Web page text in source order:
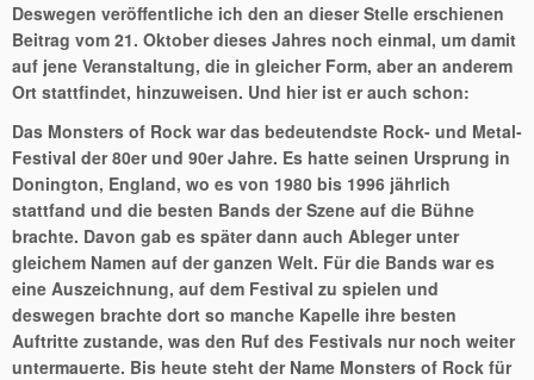
Deswegen veröffentliche ich den an dieser Stelle erschienen
Beitrag vom 21. Oktober dieses Jahres noch einmal, um damit
auf jene Veranstaltung, die in gleicher Form, aber an anderem
Ort stattfindet, hinzuweisen. Und hier ist er auch schon:
Das Monsters of Rock war das bedeutendste Rock- und Metal-
Festival der 80er und 90er Jahre. Es hatte seinen Ursprung in
Donington, England, wo es von 1980 bis 1996 jährlich
stattfand und die besten Bands der Szene auf die Bühne
brachte. Davon gab es später dann auch Ableger unter
gleichem Namen auf der ganzen Welt. Für die Bands war es
eine Auszeichnung, auf dem Festival zu spielen und
deswegen brachte dort so manche Kapelle ihre besten
Auftritte zustande, was den Ruf des Festivals nur noch weiter
untermauerte. Bis heute steht der Name Monsters of Rock für